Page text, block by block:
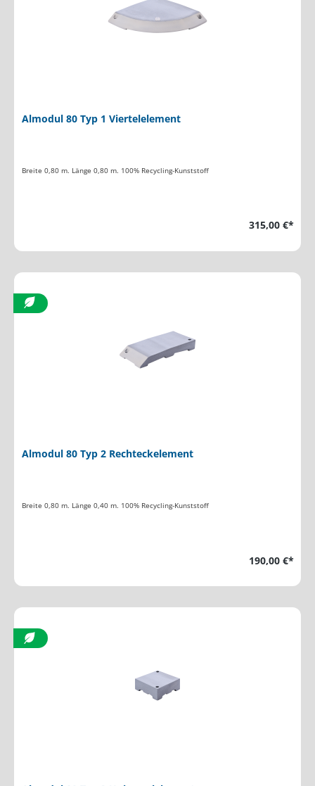
Almodul 80 Typ 1 Viertelelement
Breite 0,80 m. Länge 0,80 m. 100% Recycling-Kunststoff
315,00 €*
Almodul 80 Typ 2 Rechteckelement
Breite 0,80 m. Länge 0,40 m. 100% Recycling-Kunststoff
190,00 €*